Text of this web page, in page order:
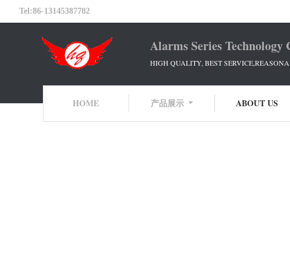
Tel:86-13145387782
Alarms Series Technology
HIGH QUALITY, BEST
HOME 产品展示 ABOUT US